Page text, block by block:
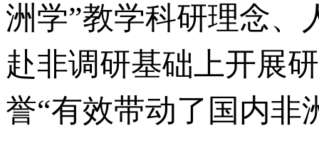
洲学”教学科研理念、
赴非调研基础上开展
誉“有效带动了国内非